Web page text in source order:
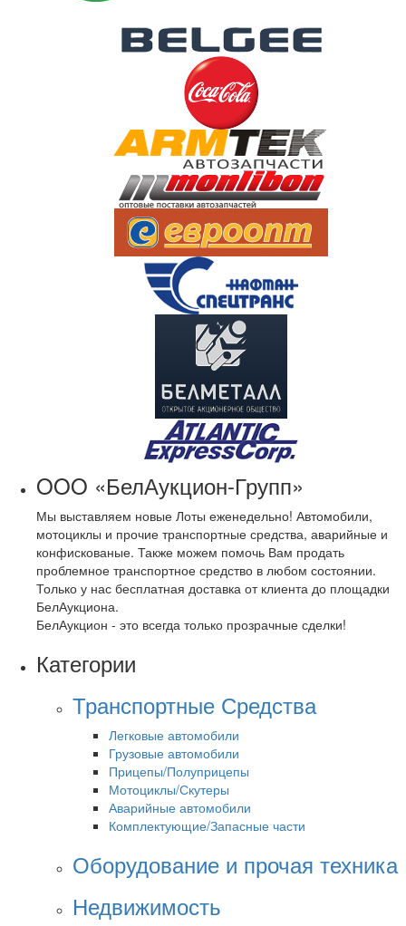
OOO «БелАукцион-Групп»
Мы выставляем новые Лоты еженедельно! Автомобили,
мотоциклы и прочие транспортные средства, аварийные и
конфискованые. Также можем помочь Вам продать
проблемное транспортное средство в любом состоянии.
Только у нас бесплатная доставка от клиента до площадки
БелАукциона.
БелАукцион - это всегда только прозрачные сделки!
Категории
Транспортные Средства
Легковые автомобили
Грузовые автомобили
Прицепы/Полуприцепы
Мотоциклы/Скутеры
Аварийные автомобили
Комплектующие/Запасные части
Оборудование и прочая техника
Недвижимость